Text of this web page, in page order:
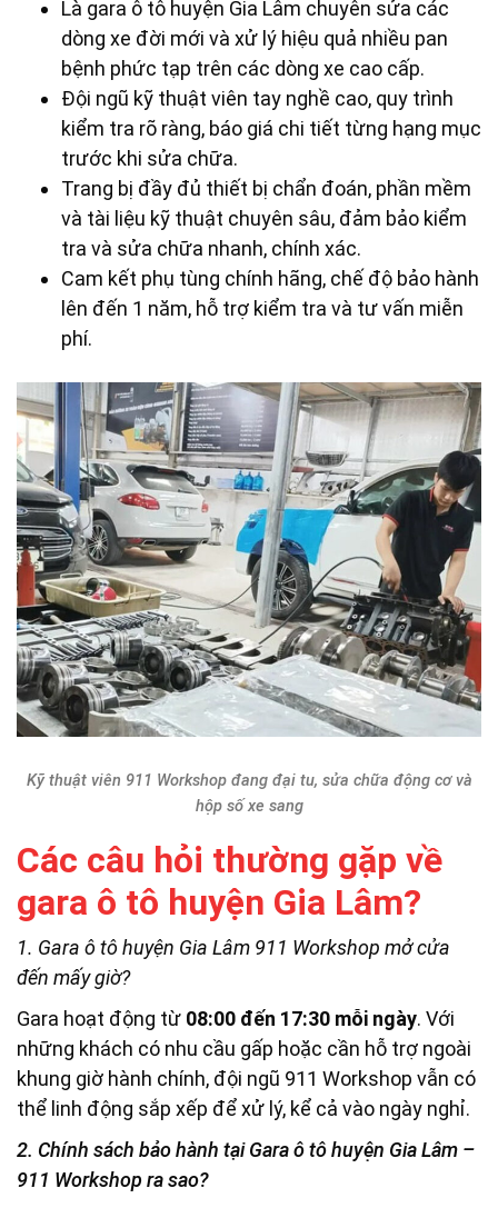
Là gara ô tô huyện Gia Lâm chuyên sửa các
dòng xe đời mới và xử lý hiệu quả nhiều pan
bệnh phức tạp trên các dòng xe cao cấp.
Đội ngũ kỹ thuật viên tay nghề cao, quy trình
kiểm tra rõ ràng, báo giá chi tiết từng hạng mục
trước khi sửa chữa.
Trang bị đầy đủ thiết bị chẩn đoán, phần mềm
và tài liệu kỹ thuật chuyên sâu, đảm bảo kiểm
tra và sửa chữa nhanh, chính xác.
Cam kết phụ tùng chính hãng, chế độ bảo hành
lên đến 1 năm, hỗ trợ kiểm tra và tư vấn miễn
phí.
Kỹ thuật viên 911 Workshop đang đại tu, sửa chữa động cơ và
hộp số xe sang
Các câu hỏi thường gặp về
gara ô tô huyện Gia Lâm?
1. Gara ô tô huyện Gia Lâm 911 Workshop mở cửa
đến mấy giờ?
Gara hoạt động từ 08:00 đến 17:30 mỗi ngày. Với
những khách có nhu cầu gấp hoặc cần hỗ trợ ngoài
khung giờ hành chính, đội ngũ 911 Workshop vẫn có
thể linh động sắp xếp để xử lý, kể cả vào ngày nghỉ.
2. Chính sách bảo hành tại Gara ô tô huyện Gia Lâm –
911 Workshop ra sao?